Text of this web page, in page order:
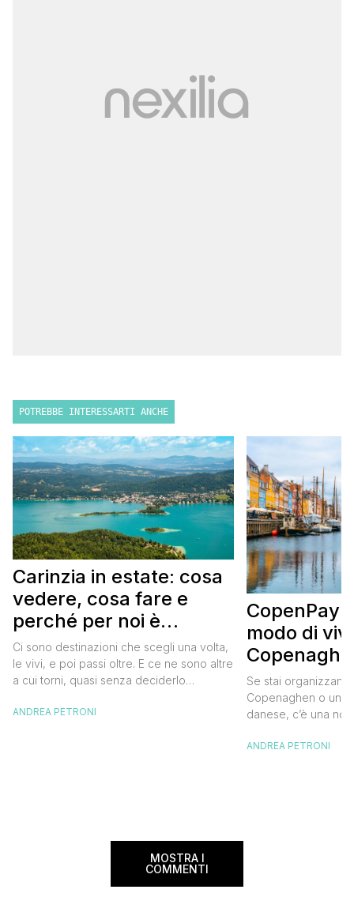
POTREBBE INTERESSARTI ANCHE
Carinzia in estate: cosa
vedere, cosa fare e
perché per noi è
diventata una
destinazione del cuore
Ci sono destinazioni che scegli una volta,
le vivi, e poi passi oltre. E ce ne sono altre
a cui torni, quasi senza deciderlo
richiamarti indietro più che il contrario. Per
ANDREA PETRONI
CopenPay:
modo di
meglio e
meno
Se stai
Copenaghen o un
danese, c’è una
CopenPay ed è
ANDREA PETRONI
MOSTRA I
COMMENTI